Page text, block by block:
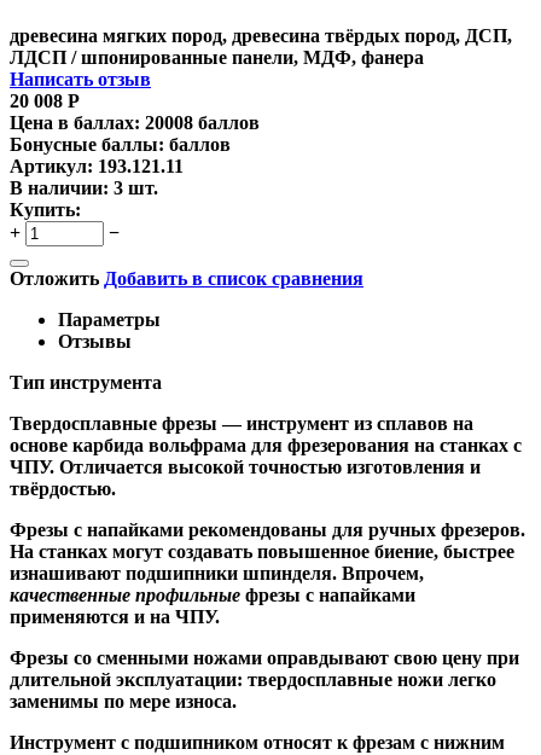
древесина мягких пород, древесина твёрдых пород, ДСП,
ЛДСП / шпонированные панели, МДФ, фанера
Написать отзыв
20 008 Р
Цена в баллах: 20008 баллов
Бонусные баллы: баллов
Артикул: 193.121.11
В наличии: 3 шт.
Купить:
+
−
Отложить Добавить в список сравнения
Параметры
Отзывы
Тип инструмента
Твердосплавные фрезы — инструмент из сплавов на
основе карбида вольфрама для фрезерования на станках с
ЧПУ. Отличается высокой точностью изготовления и
твёрдостью.
Фрезы с напайками рекомендованы для ручных фрезеров.
На станках могут создавать повышенное биение, быстрее
изнашивают подшипники шпинделя. Впрочем,
качественные профильные фрезы с напайками
применяются и на ЧПУ.
Фрезы со сменными ножами оправдывают свою цену при
длительной эксплуатации: твердосплавные ножи легко
заменимы по мере износа.
Инструмент с подшипником относят к фрезам с нижним